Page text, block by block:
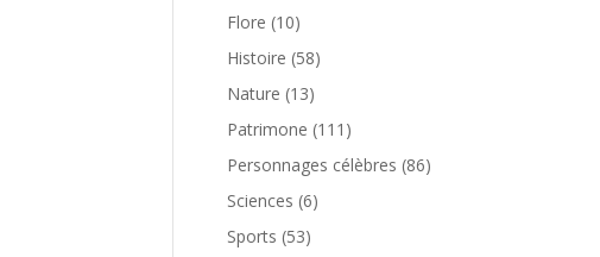
produit
Flore 1010
produits
Histoire 5858
Nature 1313
produits
Patrimone 111 111
produits
Personnages célèbres 8686
Sciences 66
Sports 5353